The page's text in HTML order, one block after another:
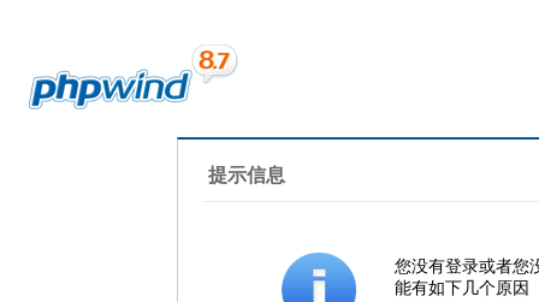
提示信息
您没有登录或者您
能有如下几个原因